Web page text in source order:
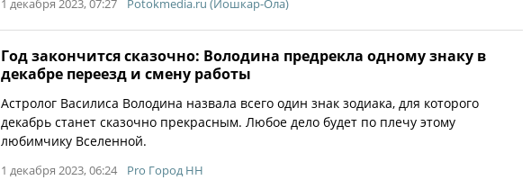
1 декабря 2023, 07:27 Potokmedia.ru (Йошкар-Ола)
Год закончится сказочно: Володина предрекла одному знаку в
декабре переезд и смену работы
Астролог Василиса Володина назвала всего один знак зодиака, для которого
декабрь станет сказочно прекрасным. Любое дело будет по плечу этому
любимчику Вселенной.
1 декабря 2023, 06:24 Pro Город НН